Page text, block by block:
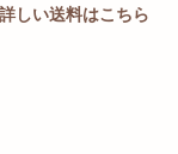
詳しい送料はこちら